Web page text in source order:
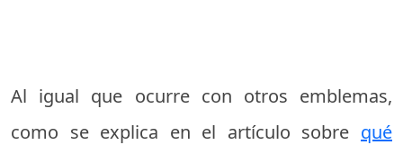
Al igual que ocurre con otros emblemas,
como se explica en el artículo sobre qué